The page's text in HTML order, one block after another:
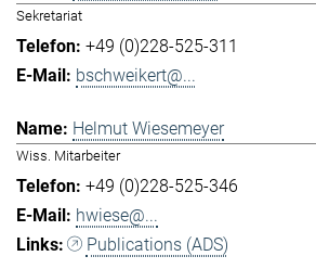
Sekretariat
+49 (0)228-525-311
bschweikert@...
Helmut Wiesemeyer
Wiss. Mitarbeiter
+49 (0)228-525-346
hwiese@...
Publications (ADS)